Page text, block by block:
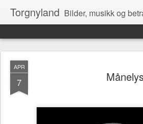
Torgnyland Bilder, musikk og
APR
7